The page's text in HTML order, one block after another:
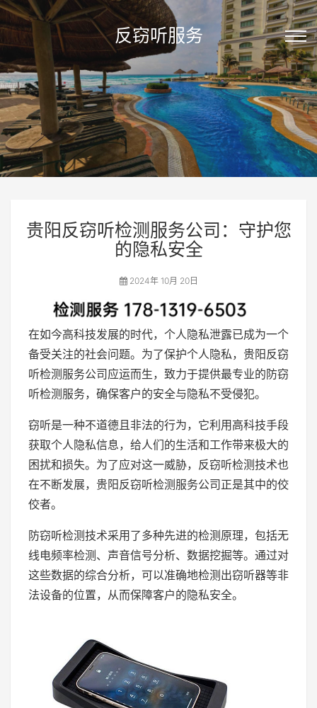
反窃听服务
贵阳反窃听检测服务公司：守护您
的隐私安全
2024年 10月 20日
在如今高科技发展的时代，个人隐私泄露已成为一个
备受关注的社会问题。为了保护个人隐私，贵阳反窃
听检测服务公司应运而生，致力于提供最专业的防窃
听检测服务，确保客户的安全与隐私不受侵犯。
窃听是一种不道德且非法的行为，它利用高科技手段
获取个人隐私信息，给人们的生活和工作带来极大的
困扰和损失。为了应对这一威胁，反窃听检测技术也
在不断发展，贵阳反窃听检测服务公司正是其中的佼
佼者。
防窃听检测技术采用了多种先进的检测原理，包括无
线电频率检测、声音信号分析、数据挖掘等。通过对
这些数据的综合分析，可以准确地检测出窃听器等非
法设备的位置，从而保障客户的隐私安全。